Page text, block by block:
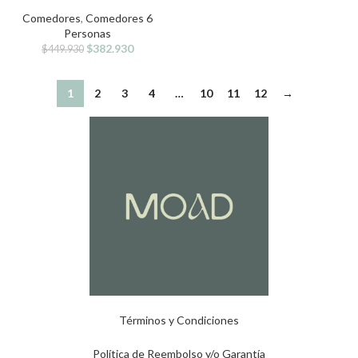
Comedores, Comedores 6
Personas
$449.930 $382.930
1 2 3 4 … 10 11 12 →
Términos y Condiciones
Política de Reembolso y/o Garantía